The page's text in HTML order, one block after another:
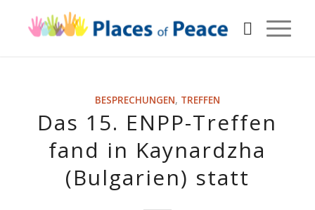
BESPRECHUNGEN, TREFFEN
Das 15. ENPP-Treffen
fand in Kaynardzha
(Bulgarien) statt